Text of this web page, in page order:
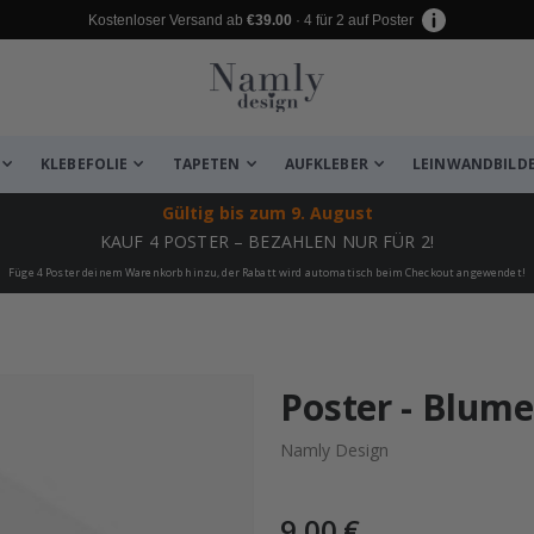
Kostenloser Versand ab €39.00 · 4 für 2 auf Poster
KLEBEFOLIE TAPETEN AUFKLEBER
Gültig bis zum 9. August
KAUF 4 POSTER – BEZAHLEN NUR FÜR 2!
Füge 4 Poster deinem Warenkorb hinzu, der Rabatt wird automatisch beim Checkout angewendet!
Poster -
Namly Design